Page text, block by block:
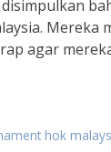
agar
hok